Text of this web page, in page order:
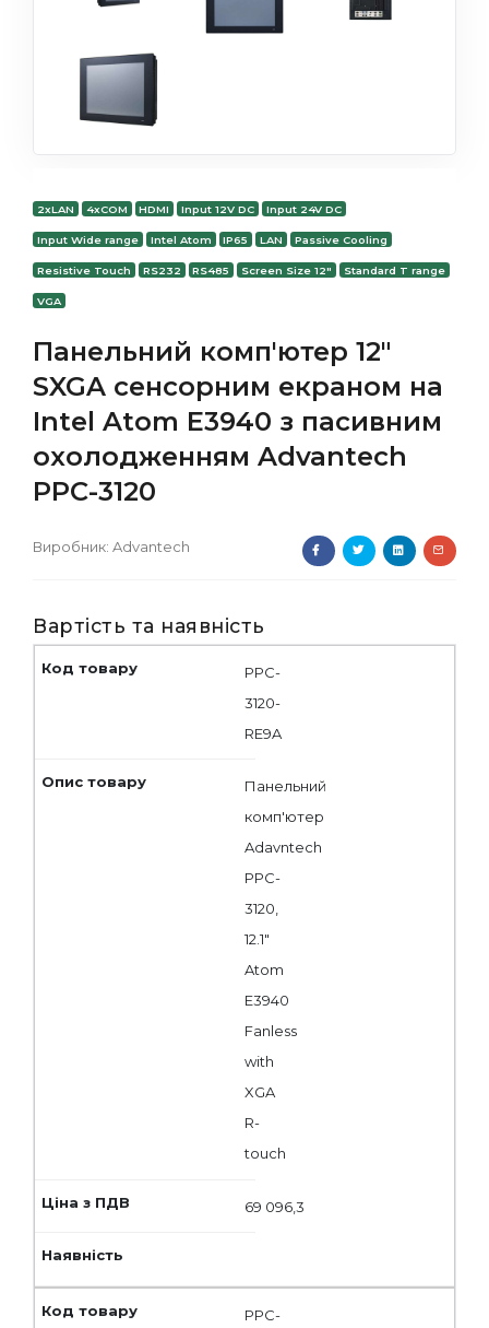
2xLAN 4xCOM HDMI Input 12V DC Input 24V DC
Input Wide range Intel Atom IP65 LAN Passive Cooling
Resistive Touch RS232 RS485 Screen Size 12" Standard T range
VGA
Панельний комп'ютер 12"
SXGA сенсорним екраном на
Intel Atom E3940 з пасивним
охолодженням Advantech
PPC-3120
Виробник: Advantech
Вартість та наявність
PPC-
3120-
RE9A
Панельний
комп'ютер
Adavntech
PPC-
3120,
12.1"
Atom
E3940
Fanless
with
XGA
R-
touch
69 096,3
PPC-